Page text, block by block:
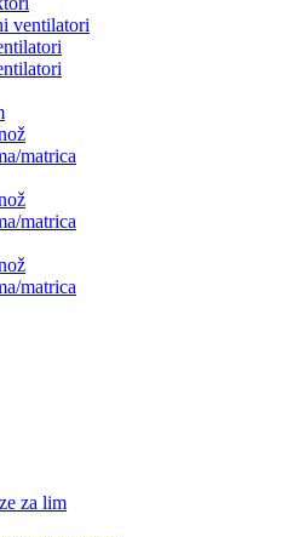
ventilatori
matrica
matrica
matrica
za lim